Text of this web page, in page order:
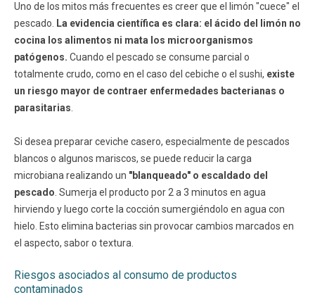
Uno de los mitos más frecuentes es creer que el limón "cuece" el
pescado. La evidencia científica es clara: el ácido del limón no
cocina los alimentos ni mata los microorganismos
patógenos. Cuando el pescado se consume parcial o
totalmente crudo, como en el caso del cebiche o el sushi, existe
un riesgo mayor de contraer enfermedades bacterianas o
parasitarias
Si desea preparar ceviche casero, especialmente de pescados
blancos o algunos mariscos, se puede reducir la carga
microbiana realizando un "blanqueado" o escaldado del
pescado . Sumerja el producto por 2 a 3 minutos en agua
hirviendo y luego corte la cocción sumergiéndolo en agua con
hielo. Esto elimina bacterias sin provocar cambios marcados en
el aspecto, sabor o textura.
Riesgos asociados al consumo de productos
contaminados